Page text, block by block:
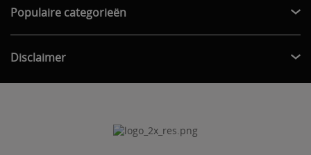
Populaire categorieën
Disclaimer